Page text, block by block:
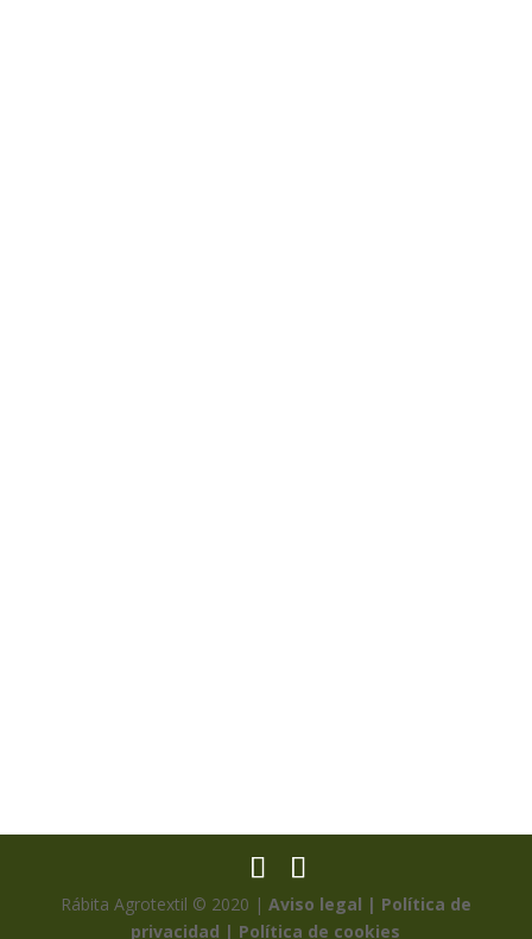
Rábita Agrotextil © 2020 | Aviso legal | Política de
privacidad | Política de cookies